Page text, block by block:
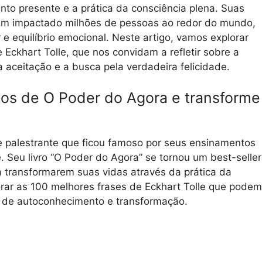
presente e a prática da consciência plena. Suas
impactado milhões de pessoas ao redor do mundo,
equilíbrio emocional. Neste artigo, vamos explorar
Tolle, que nos convidam a refletir sobre a
e a busca pela verdadeira felicidade.
de O Poder do Agora e transforme
palestrante que ficou famoso por seus ensinamentos
livro “O Poder do Agora” se tornou um best-seller
suas vidas através da prática da
as 100 melhores frases de Eckhart Tolle que podem
autoconhecimento e transformação.